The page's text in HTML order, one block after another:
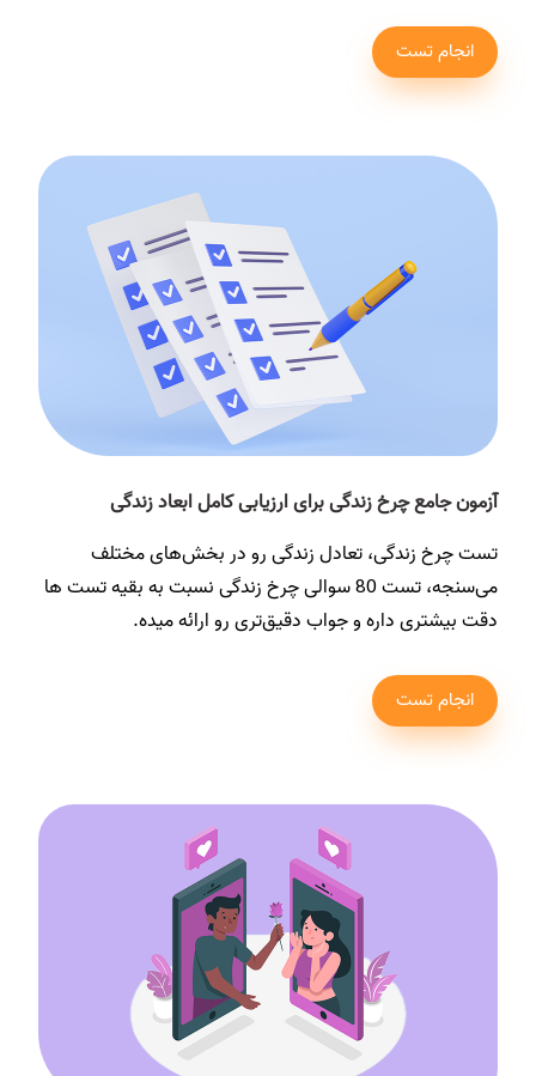
انجام تست
آزمون جامع چرخ زندگی برای ارزیابی کامل ابعاد زندگی
تست چرخ زندگی، تعادل زندگی رو در بخش‌های مختلف
می‌سنجه، تست 80 سوالی چرخ زندگی نسبت به بقیه تست ها
دقت بیشتری داره و جواب دقیق‌تری رو ارائه میده.
انجام تست